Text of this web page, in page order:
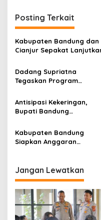
g
a
s
p
o
s
Posting Terkait
Kabupaten Bandung dan
Cianjur Sepakat
Percepat Pertumbuhan
Ekonomi Daerah
Dadang Supriatna
Tegaskan Program
Efisiensi Anggaran
Antisipasi Kekeringan,
Bupati Bandung
Tempatkan Toren di Tiap
Kecamatan
Kabupaten Bandung
Siapkan Anggaran
Pangalengan
Jangan Lewatkan